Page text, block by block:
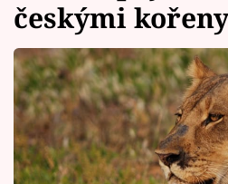
Celebrity
Vztahy
Seriály
Horoskopy
českými kořeny